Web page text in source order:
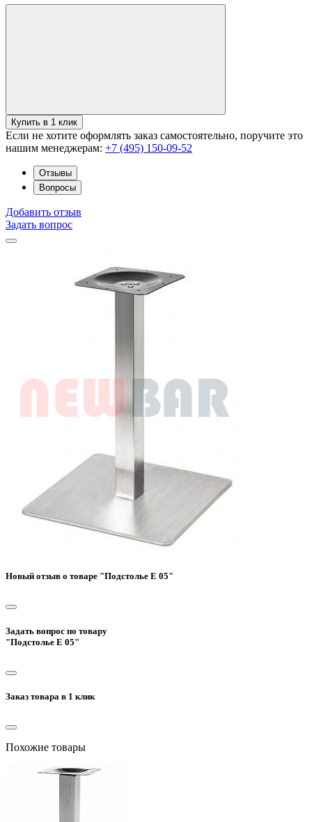
Купить в 1 клик
Если не хотите оформлять заказ самостоятельно, поручите это
нашим менеджерам: +7 (495) 150-09-52
Отзывы
Вопросы
Добавить отзыв
Задать вопрос
Новый отзыв о товаре "Подстолье Е 05"
Задать вопрос по товару
"Подстолье Е 05"
Заказ товара в 1 клик
Похожие товары